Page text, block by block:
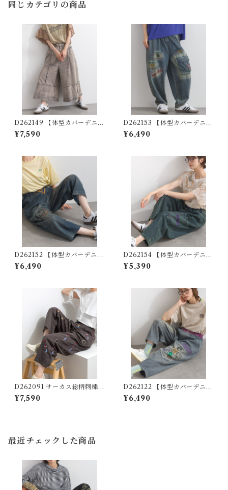
同じカテゴリの商品
D262149 【体型カバーデニム
シリーズ】 ウォッシュデニム
ワイドパンツ / Washed Deni
¥7,590
D262153 【体型カバーデニム
シリーズ】 刺繍デザインデニ
ムパンツ / Embroidered De
¥6,490
D262152 【体型カバーデニム
シリーズ】 刺繍ステッチデニ
ムパンツ / Embroidered Stit
¥6,490
D262154 【体型カバーデニム
シリーズ】 ポケット刺繍デニ
ムパンツ / Pocket Embroide
¥5,390
D262091 サーカス総柄刺繍パ
ンツ / All-Over Embroidery
Stitch Pants
¥7,590
D262122 【体型カバーデニム
シリーズ】 パッチワークスマ
イルデニム / Patchwork Smi
¥6,490
最近チェックした商品